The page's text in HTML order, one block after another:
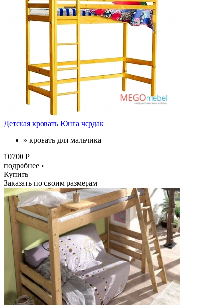
Детская кровать Юнга чердак
» кровать для мальчика
10700 Р
подробнее »
Купить
Заказать по своим размерам